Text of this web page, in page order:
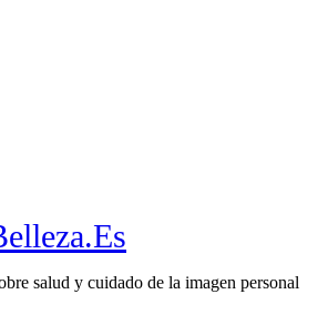
salud y cuidado de la imagen personal